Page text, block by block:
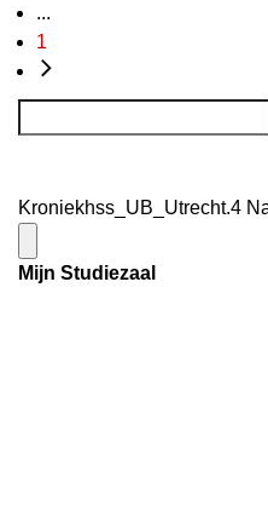
...
1
Kroniekhss_UB_Utrecht.4
Mijn Studiezaal